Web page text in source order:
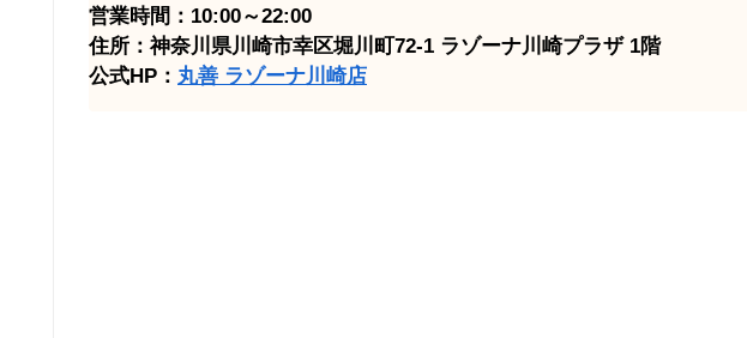
営業時間：10:00～22:00
住所：神奈川県川崎市幸区堀川町72-1 ラゾーナ川崎プラザ 1階
公式HP： 丸善 ラゾーナ川崎店